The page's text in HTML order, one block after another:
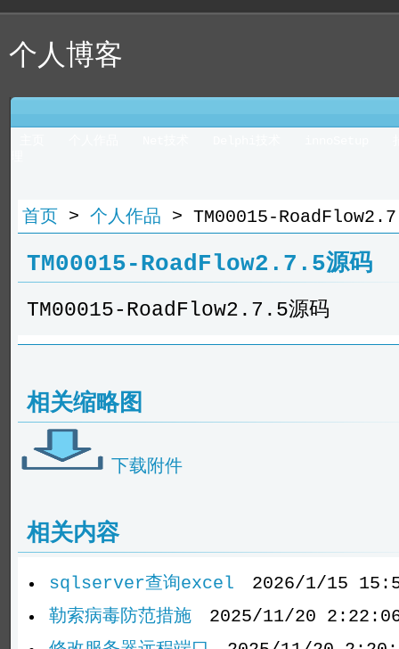
个人博客
首页 > 个人作品 > TM00015-
TM00015-RoadFlow2.7.5源码
TM00015-RoadFlow2.7.5源码
相关缩略图
下载附件
相关内容
sqlserver查询excel
2026/1/15
勒索病毒防范措施
2025/11/20